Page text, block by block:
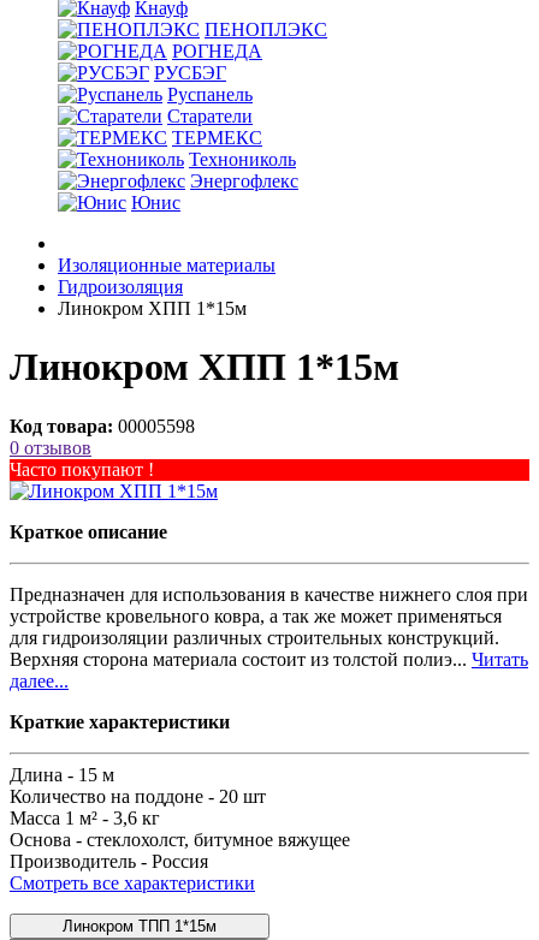
Кнауф
ПЕНОПЛЭКС
РОГНЕДА
РУСБЭГ
Руспанель
Старатели
ТЕРМЕКС
Технониколь
Энергофлекс
Юнис
Изоляционные материалы
Гидроизоляция
Линокром ХПП 1*15м
Линокром ХПП 1*15м
Код товара: 00005598
0 отзывов
Часто покупают !
Краткое описание
Предназначен для использования в качестве нижнего слоя при
устройстве кровельного ковра, а так же может применяться
для гидроизоляции различных строительных конструкций.
Верхняя сторона материала состоит из толстой полиэ... Читать
далее...
Краткие характеристики
Длина - 15 м
Количество на поддоне - 20 шт
Масса 1 м² - 3,6 кг
Основа - стеклохолст, битумное вяжущее
Производитель - Россия
Смотреть все характеристики
Линокром ТПП 1*15м